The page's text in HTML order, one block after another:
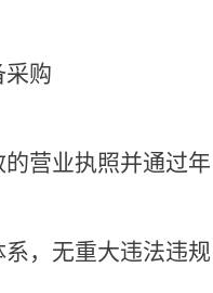
采购
营业执照并通过年
，无重大违法违规